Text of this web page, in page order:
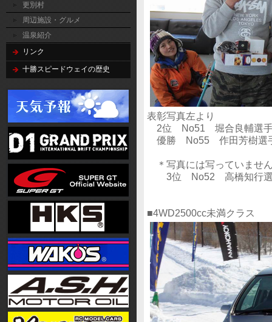
更別村
周辺施設・グルメ
温泉紹介
リンク
十勝スピードウェイの歴史
表彰写真左より
2位 No51 堀合良輔選手(
優勝 No55 作田芳樹選手
＊写真には写っていませ
3位 No52 高橋知行選
■4WD2500cc未満クラス